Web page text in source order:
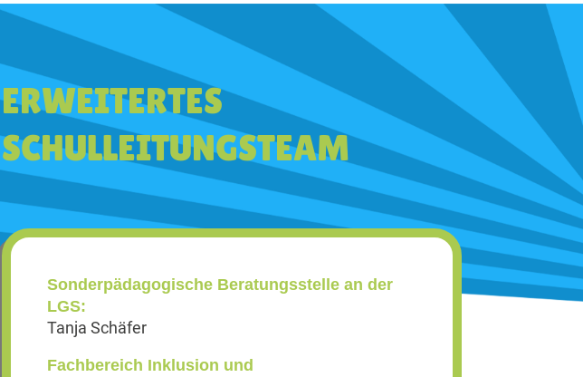
ERWEITERTES
SCHULLEITUNGSTEAM
Sonderpädagogische Beratungsstelle an der
LGS:
Tanja Schäfer
Fachbereich Inklusion und